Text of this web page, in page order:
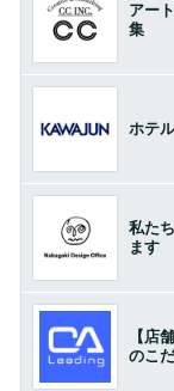
アー
集
ホテ
私た
ます
【店
のこ